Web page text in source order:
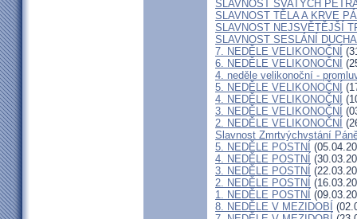
SLAVNOST SVATÝCH
SLAVNOST TĚLA A KRVE
SLAVNOST NEJSVĚTĚJŠÍ
SLAVNOST SESLÁNÍ
7. NEDĚLE VELIKONOČNÍ
6. NEDĚLE VELIKONOČNÍ
4. neděle velikonoční -
5. NEDĚLE VELIKONOČNÍ
4. NEDĚLE VELIKONOČNÍ
3. NEDĚLE VELIKONOČNÍ
2. NEDĚLE VELIKONOČNÍ
Slavnost Zmrtvýchvstání
5. NEDĚLE POSTNÍ
4. NEDĚLE POSTNÍ
3. NEDĚLE POSTNÍ
2. NEDĚLE POSTNÍ
1. NEDĚLE POSTNÍ
8. NEDĚLE V MEZIDOBÍ